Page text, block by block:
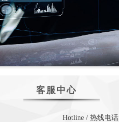
客服中心
Hotline / 热线电话